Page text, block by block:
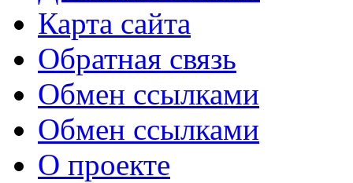
Карта сайта
Обратная связь
Обмен ссылками
Обмен ссылками
О проекте